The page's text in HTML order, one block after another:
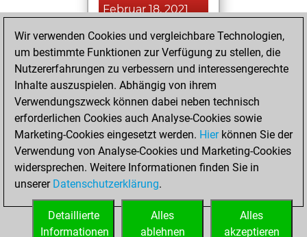
Februar 18, 2021
You played 5
slow games
Play
=0 -1 in slow games
Mittwoch,
November 25,
2020
You created
your Fritz account
Wir verwenden Cookies und vergleichbare Technologien,
um bestimmte Funktionen zur Verfügung zu stellen, die
Nutzererfahrungen zu verbessern und interessengerechte
Inhalte auszuspielen. Abhängig von ihrem
Verwendungszweck können dabei neben technisch
erforderlichen Cookies auch Analyse-Cookies sowie
Marketing-Cookies eingesetzt werden. Hierkönnen Sie der
Verwendung von Analyse-Cookies und Marketing-Cookies
widersprechen. Weitere Informationen finden Sie in
unserer Datenschutzerklärung.
Alles
akzeptieren
Alles
ablehnen
Detaillierte
Informationen